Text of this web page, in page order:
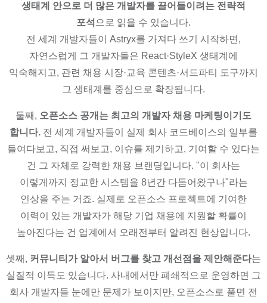
생태계 안으로 더 많은 개발자를 끌어들이려는 전략적
포석 으로 읽을 수 있습니다.
전 세계 개발자들이 Astryx를 가져다 쓰기 시작하면,
자연스럽게 그 개발자들은 React·StyleX 생태계에
익숙해지고, 관련 채용 시장·교육 콘텐츠·서드파티 도구까지
그 생태계를 중심으로 확장됩니다.
둘째, 오픈소스 공개는 최고의 개발자 채용 마케팅이기도
합니다. 전 세계 개발자들이 실제 회사 코드베이스의 일부를
들여다보고, 직접 써보고, 이슈를 제기하고, 기여할 수 있다는
건 그 자체로 강력한 채용 브랜딩입니다. "이 회사는
이렇게까지 정교한 시스템을 8년간 다듬어왔구나"라는
인상을 주는 거죠. 실제로 오픈소스 프로젝트에 기여한
이력이 있는 개발자가 해당 기업 채용에 지원할 확률이
높아진다는 건 업계에서 오래전부터 알려진 현상입니다.
셋째, 커뮤니티가 알아서 버그를 찾고 개선점을 제안해준다는
실질적 이득도 있습니다. 사내에서만 폐쇄적으로 운영하면 그
회사 개발자들 눈에만 문제가 보이지만, 오픈소스로 풀면 전